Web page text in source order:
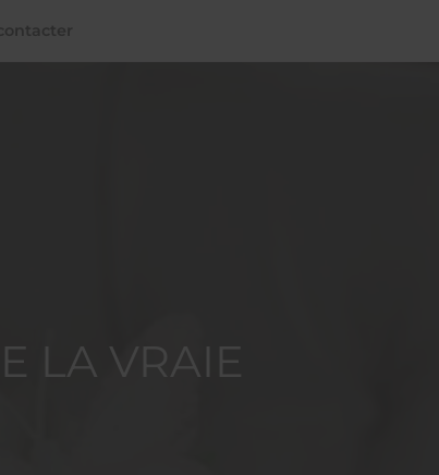
LA VRAIE